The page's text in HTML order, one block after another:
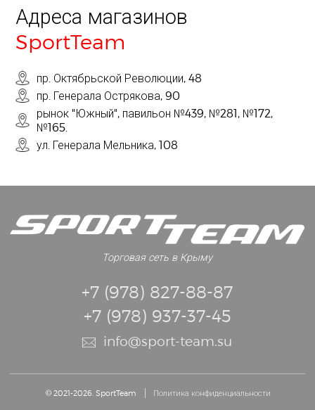
Адреса магазинов
SportTeam
пр. Октябрьской Революции, 48
пр. Генерала Острякова, 90
рынок "Южный", павильон №439, №281, №172,
№165.
ул. Генерала Мельника, 108
Торговая сеть в Крыму
+7 (978) 827-88-87
+7 (978) 937-37-45
info@sport-team.su
© 2021-2026. SportTeam Политика конфиденциальности